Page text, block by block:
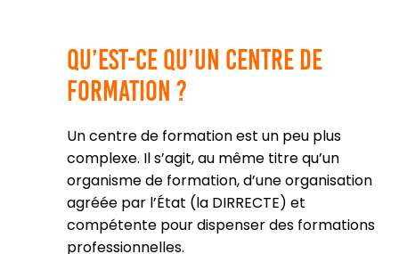
Qu’est-ce qu’un centre de
formation ?
Un centre de formation est un peu plus
complexe. Il s’agit, au même titre qu’un
organisme de formation, d’une organisation
agréée par l’État (la DIRRECTE) et
compétente pour dispenser des formations
professionnelles.